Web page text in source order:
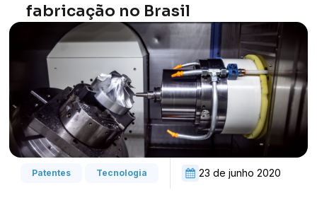
fabricação no Brasil
Patentes Tecnologia 23 de junho 2020